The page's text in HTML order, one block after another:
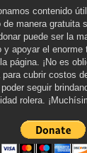
contenido
de manera gratuita
puede ser la
y apoyar el enorme
página. ¡No es
para cubrir costos
seguir
rolera.